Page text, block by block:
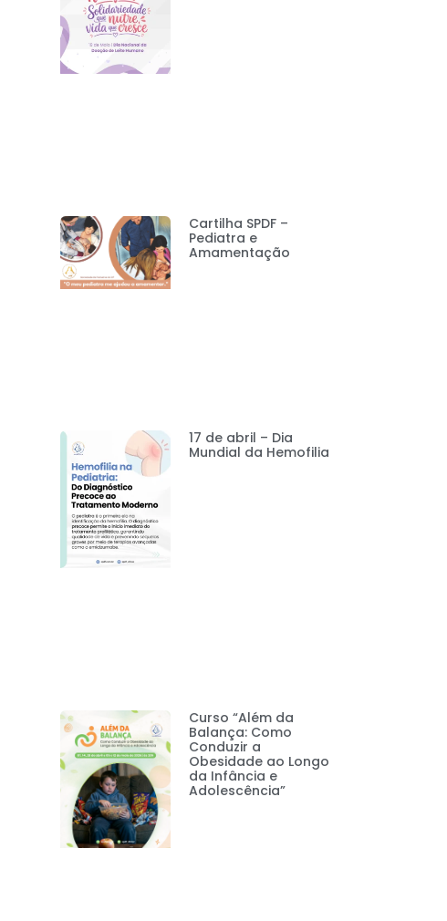
Cartilha SPDF –
Pediatra e
Amamentação
17 de abril – Dia
Mundial da Hemofilia
Curso “Além da
Balança: Como
Conduzir a
Obesidade ao Longo
da Infância e
Adolescência”